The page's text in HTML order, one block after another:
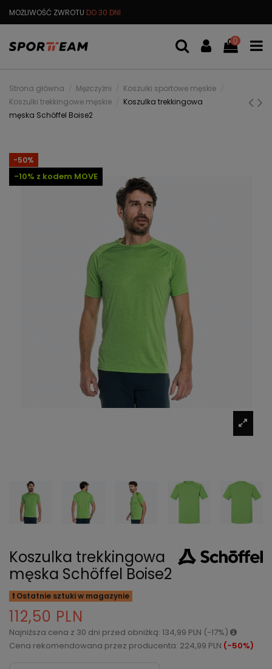
MOŻLIWOŚĆ ZWROTU DO 30 DNI
0
Strona główna Mężczyźni
Koszulki sportowe męskie
Koszulki trekkingowe męskie
Koszulka trekkingowa
męska Schöffel Boise2
-50%
-10% z kodem MOVE
Koszulka trekkingowa
męska Schöffel Boise2
Ostatnie sztuki w magazynie
112,50 PLN
Najniższa cena z 30 dni przed obniżką: 134,99 PLN (-17%)
Cena rekomendowana przez producenta: 224,99 PLN (-50%)